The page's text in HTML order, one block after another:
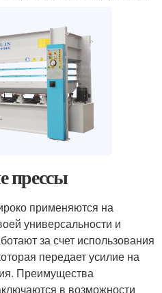
прессы
применяются на
универсальности и
за счет использования
передает усилие на
Преимущества
в возможности